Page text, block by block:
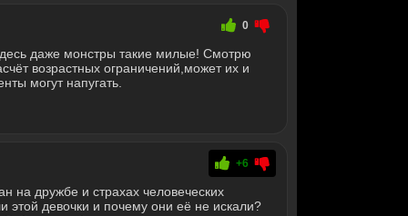
0
даже монстры такие милые! Смотрю
возрастных ограничений,может их и
могут напугать.
+6
на дружбе и страхах человеческих
этой девочки и почему они её не искали?